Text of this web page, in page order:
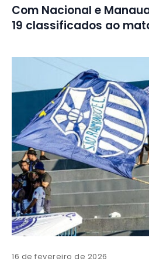
Com Nacional e
19 classificados ao
16 de fevereiro de 2026